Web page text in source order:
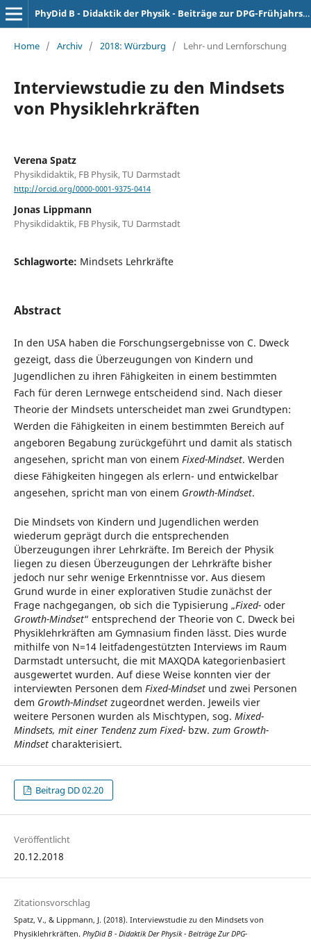
PhyDid B - Didaktik der Physik - Beiträge zur DPG-Frühjahrstagung
Home / Archiv / 2018: Würzburg / Lehr- und Lernforschung
Interviewstudie zu den Mindsets
von Physiklehrkräften
Verena Spatz
Physikdidaktik, FB Physik, TU Darmstadt
http://orcid.org/0000-0001-9375-0414
Jonas Lippmann
Physikdidaktik, FB Physik, TU Darmstadt
Schlagworte: Mindsets Lehrkräfte
Abstract
In den USA haben die Forschungsergebnisse von C. Dweck
gezeigt, dass die Überzeugungen von Kindern und
Jugendlichen zu ihren Fähigkeiten in einem bestimmten
Fach für deren Lernwege entscheidend sind. Nach dieser
Theorie der Mindsets unterscheidet man zwei Grundtypen:
Werden die Fähigkeiten in einem bestimmten Bereich auf
angeboren Begabung zurückgeführt und damit als statisch
angesehen, spricht man von einem Fixed-Mindset. Werden
diese Fähigkeiten hingegen als erlern- und entwickelbar
angesehen, spricht man von einem Growth-Mindset.
Die Mindsets von Kindern und Jugendlichen werden
wiederum geprägt durch die entsprechenden
Überzeugungen ihrer Lehrkräfte. Im Bereich der Physik
liegen zu diesen Überzeugungen der Lehrkräfte bisher
jedoch nur sehr wenige Erkenntnisse vor. Aus diesem
Grund wurde in einer explorativen Studie zunächst der
Frage nachgegangen, ob sich die Typisierung „Fixed-oder
Growth-Mindset“ entsprechend der Theorie von C. Dweck bei
Physiklehrkräften am Gymnasium finden lässt. Dies wurde
mithilfe von N=14 leitfadengestützten Interviews im Raum
Darmstadt untersucht, die mit MAXQDA kategorienbasiert
ausgewertet wurden. Auf diese Weise konnten vier der
interviewten Personen dem Fixed-Mindsetund zwei Personen
dem Growth-Mindsetzugeordnet werden. Jeweils vier
weitere Personen wurden als Mischtypen, sog. Mixed-
Mindsets, mit einer Tendenz zum Fixed-bzw.zum Growth-
Mindsetcharakterisiert.
Beitrag DD 02.20
Veröffentlicht
20.12.2018
Zitationsvorschlag
Spatz, V., & Lippmann, J. (2018). Interviewstudie zu den Mindsets von
Physiklehrkräften. PhyDid B - Didaktik Der Physik - Beiträge Zur DPG-